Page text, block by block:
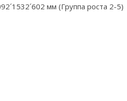
мм (Группа роста 2-5)